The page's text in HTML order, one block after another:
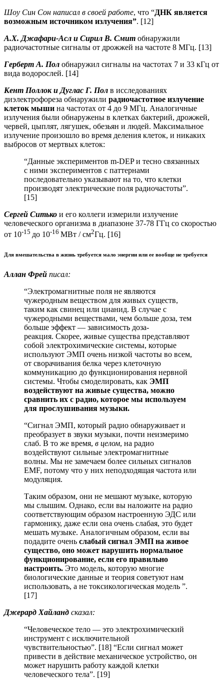
Шоу Син Сон написал в своей работе, что “ДНК является
возможным источником излучения”. [12]
А.Х. Джафари-Асл и Сирил В. Смит обнаружили
радиочастотные сигналы от дрожжей на частоте 8 МГц. [13]
Герберт А. Пол обнаружил сигналы на частотах 7 и 33 кГц от
вида водорослей. [14]
Кент Поллок и Дуглас Г. Пол в исследованиях
диэлектрофореза обнаружили радиочастотное излучение
клеток мыши на частотах от 4 до 9 МГц. Аналогичные
излучения были обнаружены в клетках бактерий, дрожжей,
червей, цыплят, лягушек, обезьян и людей. Максимальное
излучение произошло во время деления клеток, и никаких
выбросов от мертвых клеток:
“Данные экспериментов m-DEP и тесно связанных
с ними экспериментов с паттернами
последовательно указывают на то, что клетки
производят электрические поля радиочастоты”.
[15]
Сергей Ситько и его коллеги измерили излучение
человеческого организма в диапазоне 37-78 ГГц со скоростью
от 10-15 до 10-16 МВт / см2Гц. [16]
Для вмешательства в жизнь требуется мало энергии или ее вообще не требуется
Аллан Фрей писал:
“Электромагнитные поля не являются
чужеродным веществом для живых существ,
таким как свинец или цианид. В случае с
чужеродными веществами, чем больше доза, тем
больше эффект — зависимость доза-
реакция. Скорее, живые существа представляют
собой электрохимические системы, которые
используют ЭМП очень низкой частоты во всем,
от сворачивания белка через клеточную
коммуникацию до функционирования нервной
системы. Чтобы смоделировать, как ЭМП
воздействуют на живые существа, можно
сравнить их с радио, которое мы используем
для прослушивания музыки.
“Сигнал ЭМП, который радио обнаруживает и
преобразует в звуки музыки, почти неизмеримо
слаб. В то же время, в целом, на радио
воздействуют сильные электромагнитные
волны. Мы не замечаем более сильных сигналов
EMF, потому что у них неподходящая частота или
модуляция.
Таким образом, они не мешают музыке, которую
мы слышим. Однако, если вы наложите на радио
соответствующим образом настроенную ЭДС или
гармонику, даже если она очень слабая, это будет
мешать музыке. Аналогичным образом, если вы
подадите очень слабый сигнал ЭМП на живое
существо, оно может нарушить нормальное
функционирование, если его правильно
настроить. Это модель, которую многие
биологические данные и теория советуют нам
использовать, а не токсикологическая модель ”.
[17]
Джерард Хайланд сказал:
“Человеческое тело — это электрохимический
инструмент с исключительной
чувствительностью”. [18] “Если сигнал может
привести в действие механическое устройство, он
может нарушить работу каждой клетки
человеческого тела”. [19]